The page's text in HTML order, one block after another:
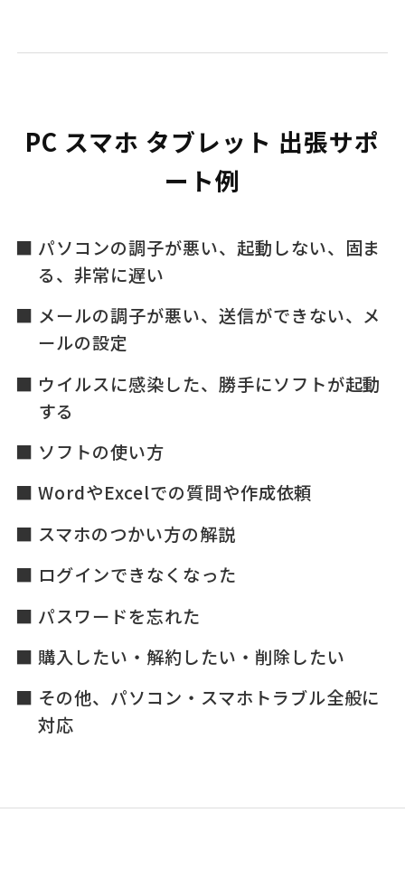
PC スマホ タブレット 出張サポ
ート例
パソコンの調子が悪い、起動しない、固ま
る、非常に遅い
メールの調子が悪い、送信ができない、メ
ールの設定
ウイルスに感染した、勝手にソフトが起動
する
ソフトの使い方
WordやExcelでの質問や作成依頼
スマホのつかい方の解説
ログインできなくなった
パスワードを忘れた
購入したい・解約したい・削除したい
その他、パソコン・スマホトラブル全般に
対応